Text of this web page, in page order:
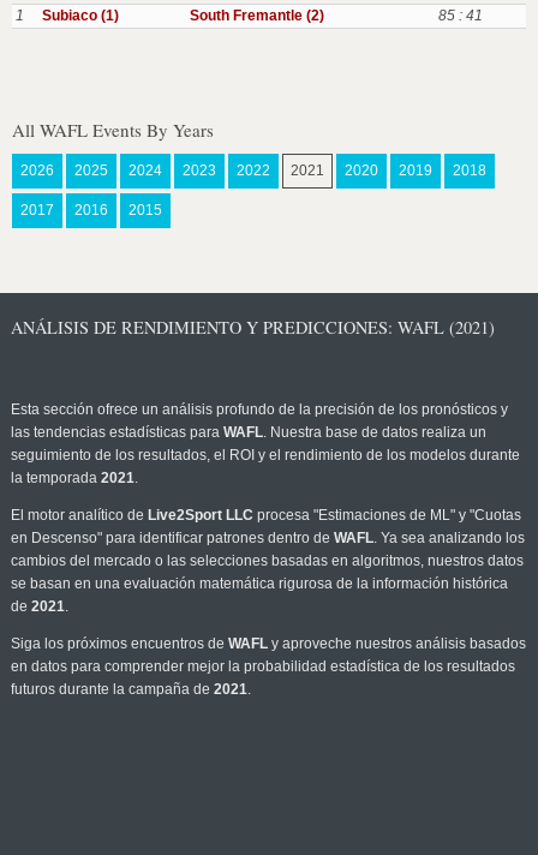
1 Subiaco (1) South Fremantle (2) 85 : 41
All WAFL Events By Years
2026 2025 2024 2023 2022 2021 2020 2019 2018
2017 2016 2015
ANÁLISIS DE RENDIMIENTO Y PREDICCIONES: WAFL (2021)
Esta sección ofrece un análisis profundo de la precisión de los pronósticos y
las tendencias estadísticas para WAFL. Nuestra base de datos realiza un
seguimiento de los resultados, el ROI y el rendimiento de los modelos durante
la temporada 2021.
El motor analítico de Live2Sport LLC procesa "Estimaciones de ML" y "Cuotas
en Descenso" para identificar patrones dentro de WAFL. Ya sea analizando los
cambios del mercado o las selecciones basadas en algoritmos, nuestros datos
se basan en una evaluación matemática rigurosa de la información histórica
de 2021.
Siga los próximos encuentros de WAFLy aproveche nuestros análisis basados
en datos para comprender mejor la probabilidad estadística de los resultados
futuros durante la campaña de 2021.